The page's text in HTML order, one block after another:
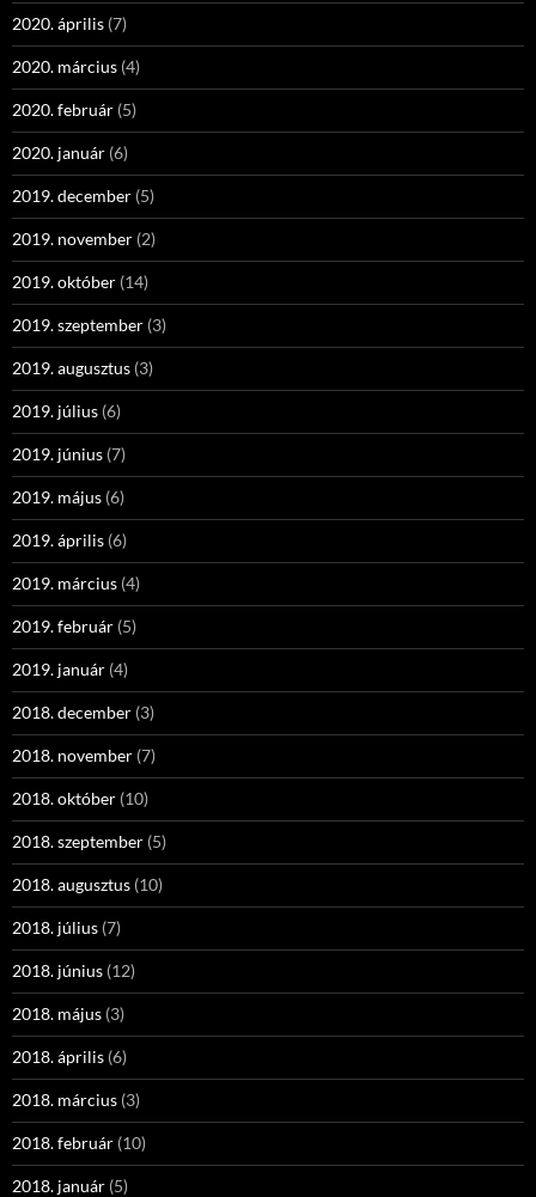
2020. április (7)
2020. március (4)
2020. február (5)
2020. január (6)
2019. december (5)
2019. november (2)
2019. október (14)
2019. szeptember (3)
2019. augusztus (3)
2019. július (6)
2019. június (7)
2019. május (6)
2019. április (6)
2019. március (4)
2019. február (5)
2019. január (4)
2018. december (3)
2018. november (7)
2018. október (10)
2018. szeptember (5)
2018. augusztus (10)
2018. július (7)
2018. június (12)
2018. május (3)
2018. április (6)
2018. március (3)
2018. február (10)
2018. január (5)